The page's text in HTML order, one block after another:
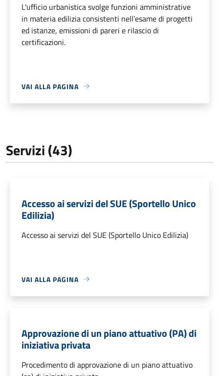
L'ufficio urbanistica svolge funzioni amministrative
in materia edilizia consistenti nell’esame di progetti
ed istanze, emissioni di pareri e rilascio di
certificazioni.
VAI ALLA PAGINA
Servizi (43)
Accesso ai servizi del SUE (Sportello Unico
Edilizia)
Accesso ai servizi del SUE (Sportello Unico Edilizia)
VAI ALLA PAGINA
Approvazione di un piano attuativo (PA) di
iniziativa privata
Procedimento di approvazione di un piano attuativo